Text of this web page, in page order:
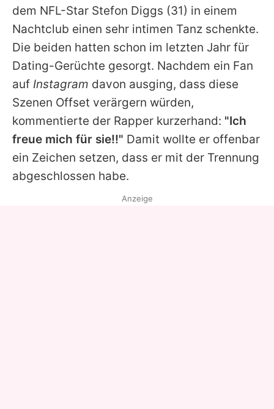
Redaktionelle Richtlinien
Impressum
Datenschutzerklärung
Nutzungsbedingungen
Utiq verwalten
dem NFL-Star Stefon Diggs (31) in einem
Nachtclub einen sehr intimen Tanz schenkte.
Die beiden hatten schon im letzten Jahr für
Dating-Gerüchte gesorgt. Nachdem ein Fan
auf Instagram davon ausging, dass diese
Szenen Offset verärgern würden,
kommentierte der Rapper kurzerhand: "Ich
freue mich für sie!!" Damit wollte er offenbar
ein Zeichen setzen, dass er mit der Trennung
abgeschlossen habe.
Anzeige